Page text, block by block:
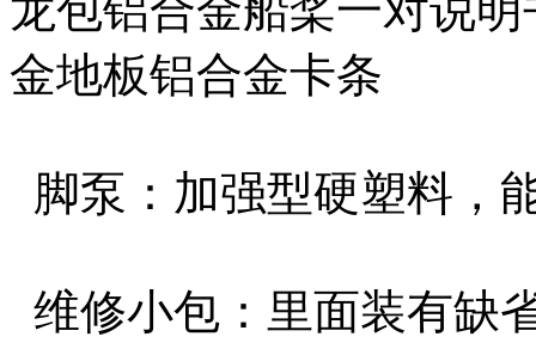
龙包铝合金船桨一对说
金地板铝合金卡条
脚泵：加强型硬塑料，
维修小包：里面装有缺